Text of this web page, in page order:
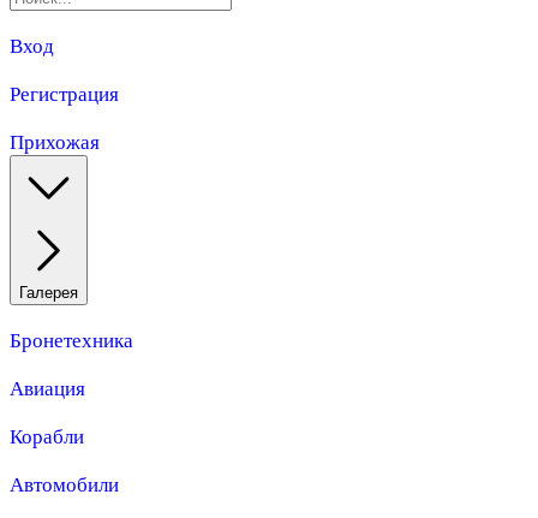
Вход
Регистрация
Прихожая
Галерея
Бронетехника
Авиация
Корабли
Автомобили